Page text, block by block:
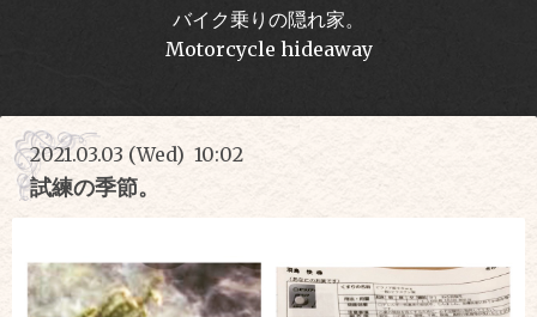
バイク乗りの隠れ家。
Motorcycle hideaway
2021.03.03 (Wed) 10:02
試練の季節。